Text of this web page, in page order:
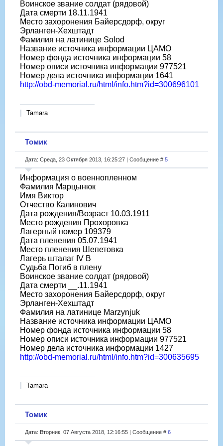
Воинское звание солдат (рядовой)
Дата смерти 18.11.1941
Место захоронения Байерсдорф, округ
Эрланген-Хехштадт
Фамилия на латинице Solod
Название источника информации ЦАМО
Номер фонда источника информации 58
Номер описи источника информации 977521
Номер дела источника информации 1641
http://obd-memorial.ru/html/info.htm?id=300696101
Tamara
Томик
Дата: Среда, 23 Октября 2013, 16:25:27 | Сообщение # 5
Информация о военнопленном
Фамилия Марцынюк
Имя Виктор
Отчество Калинович
Дата рождения/Возраст 10.03.1911
Место рождения Прохоровка
Лагерный номер 109379
Дата пленения 05.07.1941
Место пленения Шепетовка
Лагерь шталаг IV B
Судьба Погиб в плену
Воинское звание солдат (рядовой)
Дата смерти __.11.1941
Место захоронения Байерсдорф, округ
Эрланген-Хехштадт
Фамилия на латинице Marzynjuk
Название источника информации ЦАМО
Номер фонда источника информации 58
Номер описи источника информации 977521
Номер дела источника информации 1427
http://obd-memorial.ru/html/info.htm?id=300635695
Tamara
Томик
Дата: Вторник, 07 Августа 2018, 12:16:55 | Сообщение # 6